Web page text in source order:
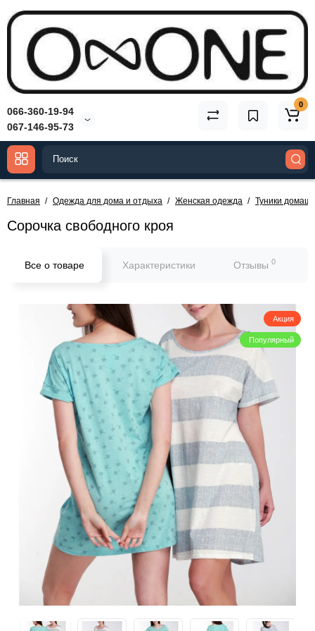
066-360-19-94
067-146-95-73
0
Главная Одежда для дома и отдыха Женская одежда Туники
Сорочка свободного кроя
Все о товаре Характеристики Отзывы 0
Акция
Популярный